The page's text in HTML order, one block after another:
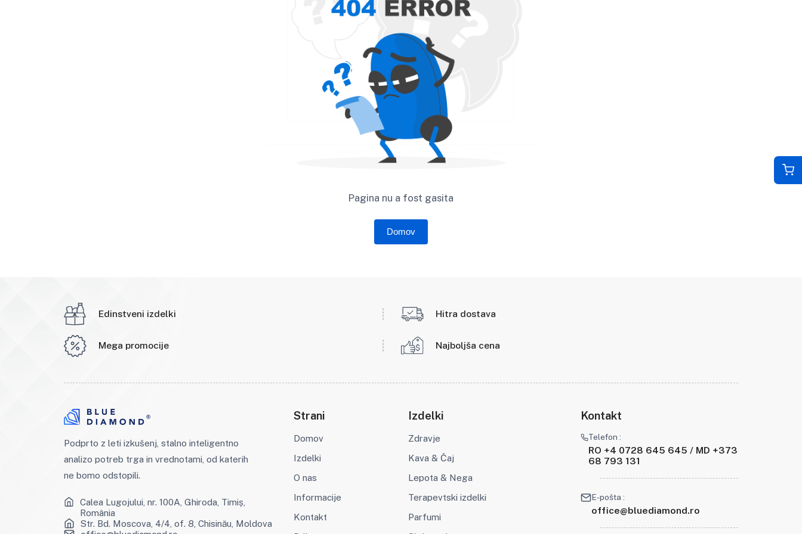
Pagina nu a fost gasita
Domov
Edinstveni izdelki Hitra dostava
Mega promocije Najboljša cena
Podprto z leti izkušenj, stalno inteligentno
analizo potreb trga in vrednotami, od katerih
ne bomo odstopili.
Calea Lugojului, nr. 100A, Ghiroda, Timiș,
România
Str. Bd. Moscova, 4/4, of. 8, Chisinău, Moldova
Strani
Domov
Izdelki
O nas
Informacije
Kontakt
Izdelki
Zdravje
Kava & Čaj
Lepota & Nega
Terapevtski izdelki
Parfumi
Kontakt
Telefon :
RO +4 0728 645 645 / MD +373
68 793 131
E-pošta :
office@bluediamond.ro